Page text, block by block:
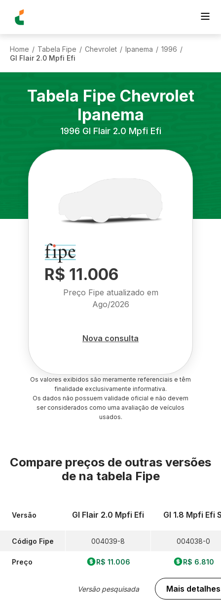
Home / Tabela Fipe / Chevrolet / Ipanema / 1996 /
Gl Flair 2.0 Mpfi Efi
Tabela Fipe Chevrolet
Ipanema
1996 Gl Flair 2.0 Mpfi Efi
R$ 11.006
Preço Fipe atualizado em
Ago/2026
Nova consulta
Os valores exibidos são meramente referenciais e têm
finalidade exclusivamente informativa.
Os dados não possuem validade oficial e não devem
ser considerados como uma avaliação de veículos
usados.
Compare preços de outras versões
de na tabela Fipe
Versão
Código Fipe
Preço
Gl Flair 2.0 Mpfi Efi
004039-8
R$ 11.006
Versão pesquisada
Gl 1.8 Mpfi Efi
004038-0
R$ 6.810
Mais detalhes